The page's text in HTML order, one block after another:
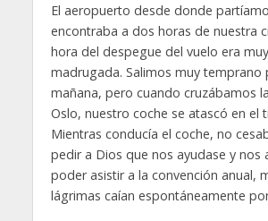
El aeropuerto desde donde
encontraba a dos horas de nuestra
hora del despegue del vuelo era
madrugada. Salimos muy temprano
mañana, pero cuando cruzábamos
Oslo, nuestro coche se atascó en el
Mientras conducía el coche, no
pedir a Dios que nos ayudase y nos
poder asistir a la convención anual,
lágrimas caían espontáneamente